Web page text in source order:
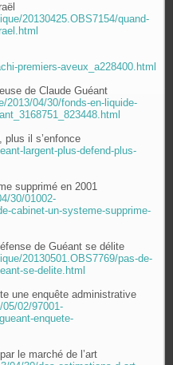
20130425.OBS7154/quand-
premiers-aveux_a228400.html
de Claude Guéant
2013/04/30/fonds-en-liquide-
plus il s’enfonce
largent-plus-defend-plus-
supprimé en 2001
30/01002-
cabinet-un-systeme-supprime-
de Guéant se délite
20130501.OBS7769/pas-de-
se-delite.html
une enquête administrative
02/97001-
enquete-
le marché de l’art